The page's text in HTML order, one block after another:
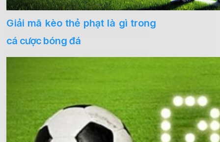
Giải mã kèo thẻ phạt là gì trong
cá cược bóng đá